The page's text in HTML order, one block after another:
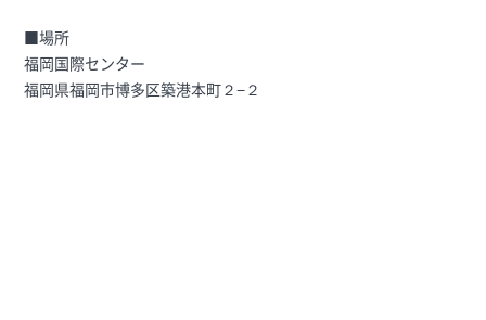
■場所
福岡国際センター
福岡県福岡市博多区築港本町２−２